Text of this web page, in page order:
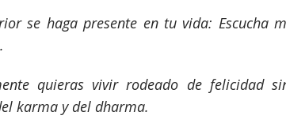
se haga presente en tu vida: Escucha
quieras vivir rodeado de felicidad
karma y del dharma.